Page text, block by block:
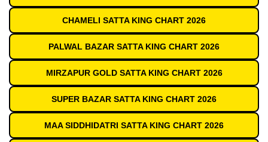
CHAMELI SATTA KING CHART 2026
PALWAL BAZAR SATTA KING CHART 2026
MIRZAPUR GOLD SATTA KING CHART 2026
SUPER BAZAR SATTA KING CHART 2026
MAA SIDDHIDATRI SATTA KING CHART 2026